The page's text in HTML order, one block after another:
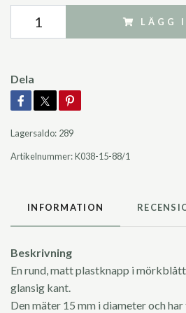
LÄGG
Dela
Lagersaldo: 289
Artikelnummer:K038-15-88/1
INFORMATION
Beskrivning
En rund, matt plastknapp i
glansig kant.
Den mäter 15 mm i diameter och har